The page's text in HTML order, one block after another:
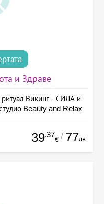
и Здраве
Викинг - СИЛА и
Beauty and Relax
39.37
€ / 77лв.